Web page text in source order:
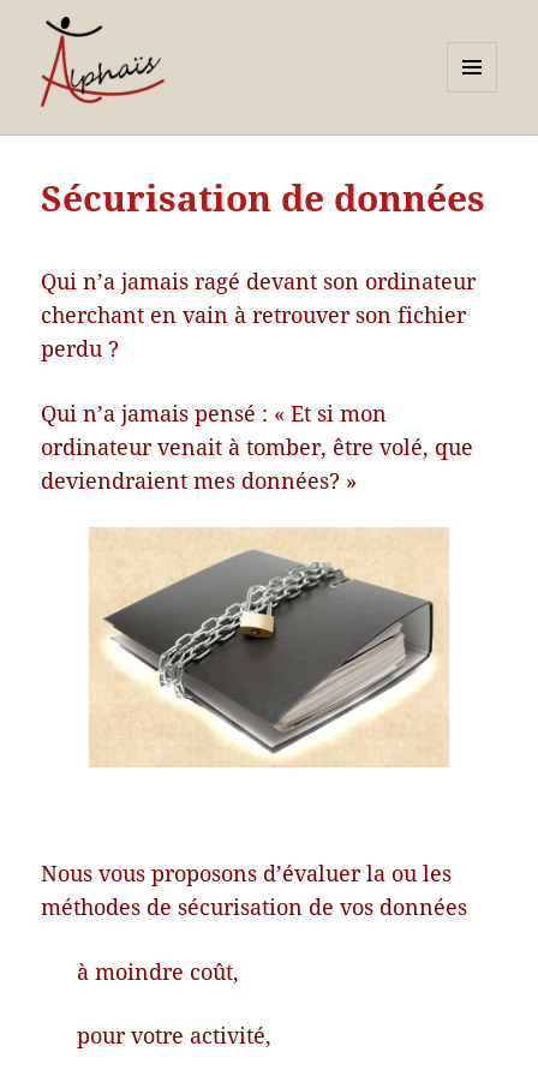
compétences et
jeunes
WIDGETS
Sécurisation de données
Qui n’a jamais ragé devant son ordinateur
cherchant en vain à retrouver son fichier
perdu ?
Qui n’a jamais pensé : « Et si mon
ordinateur venait à tomber, être volé, que
deviendraient mes données? »
Nous vous proposons d’évaluer la ou les
méthodes de sécurisation de vos données
à moindre coût,
pour votre activité,